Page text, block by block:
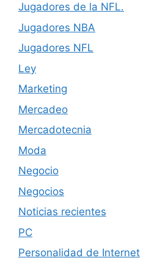
Jugadores de la NFL.
Jugadores NBA
Jugadores NFL
Ley
Marketing
Mercadeo
Mercadotecnia
Moda
Negocio
Negocios
Noticias recientes
PC
Personalidad de Internet